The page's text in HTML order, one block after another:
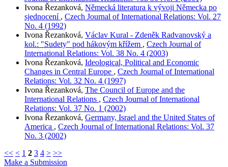
Ivona Řezanková, Německá literatura k vývoji Německa po
sjednocení , Czech Journal of International Relations: Vol. 27
No. 4 (1992)
Ivona Řezanková, Václav Kural - Zdeněk Radvanovský a
kol.: "Sudety" pod hákovým křížem , Czech Journal of
International Relations: Vol. 38 No. 4 (2003)
Ivona Řezanková, Ideological, Political and Economic
Changes in Central Europe , Czech Journal of International
Relations: Vol. 32 No. 4 (1997)
Ivona Řezanková, The Council of Europe and the
International Relations , Czech Journal of International
Relations: Vol. 37 No. 1 (2002)
Ivona Řezanková, Germany, Israel and the United States of
America , Czech Journal of International Relations: Vol. 37
No. 3 (2002)
<< < 1 2 3 4 > >>
Make a Submission